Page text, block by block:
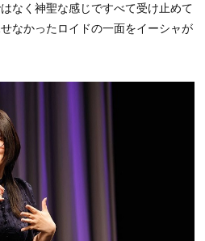
なく神聖な感じですべて受け止めて
なかったロイドの一面をイーシャが